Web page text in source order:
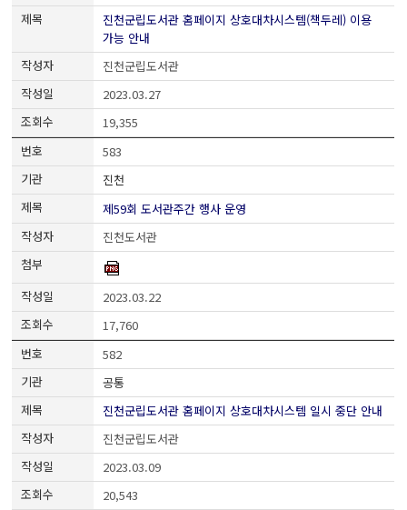
진천군립도서관 홈페이지 상호대차시스템(책두레) 이용
가능 안내
진천군립도서관
2023.03.27
19,355
583
진천
제59회 도서관주간 행사 운영
진천도서관
2023.03.22
17,760
582
공통
진천군립도서관 홈페이지 상호대차시스템 일시 중단 안내
진천군립도서관
2023.03.09
20,543